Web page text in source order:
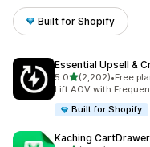
Built for Shopify
Essential Upsell &
5.05つ星中
(2,202)
合計レビュー数：2202
•Free
Lift AOV with
Built for Shopify
Kaching